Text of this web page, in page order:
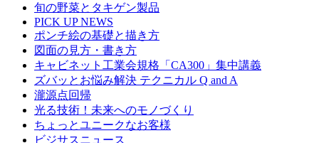
旬の野菜とタキゲン製品
PICK UP NEWS
ポンチ絵の基礎と描き方
図面の見方・書き方
キャビネット工業会規格「CA300」集中講義
ズバッとお悩み解決 テクニカル Q and A
瀧源点回帰
光る技術！未来へのモノづくり
ちょっとユニークなお客様
ビジサスニュース